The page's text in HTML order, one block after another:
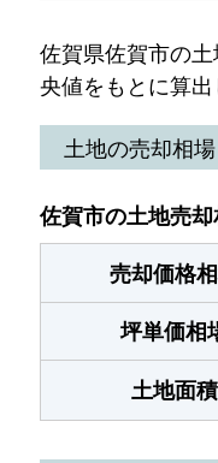
佐賀県佐賀市の
央値をもとに算出
土地の売却相場
佐賀市の土地売却
売却価格
坪単価相
土地面積